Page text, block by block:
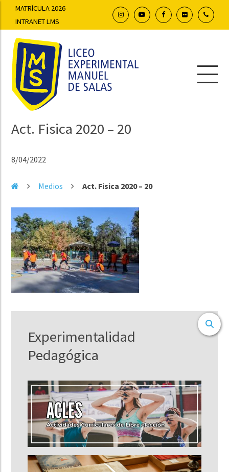
MATRÍCULA 2026
INTRANET LMS
Act. Fisica 2020 – 20
8/04/2022
Medios Act. Fisica 2020 – 20
Experimentalidad
Pedagógica